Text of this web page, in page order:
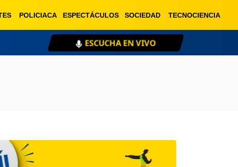
POLICIACA ESPECTÁCULOS SOCIEDAD TECNOCIENCIA
ESCUCHA EN VIVO